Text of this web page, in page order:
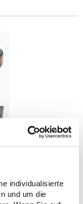
individualisierte
und um die
Gürtel mit
Herst.-Nr.: